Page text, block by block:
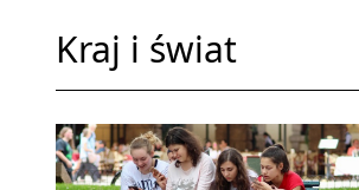
Kraj i świat